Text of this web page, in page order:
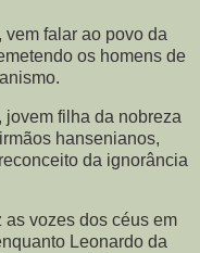
falar ao povo da
os homens de
filha da nobreza
hansenianos,
da ignorância
as vozes dos céus em
Leonardo da